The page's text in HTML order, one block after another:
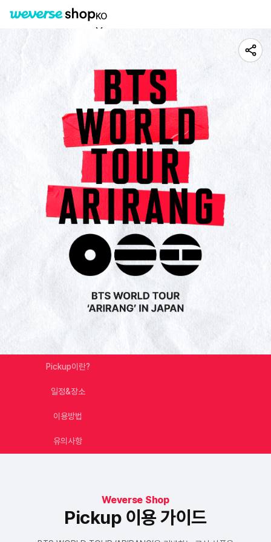
KO
Pickup이란?
일정&장소
이용방법
유의사항
Weverse Shop
Pickup 이용 가이드